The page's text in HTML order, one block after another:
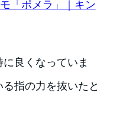
「ポメラ」｜キン
良くなっていま
指の力を抜いたと